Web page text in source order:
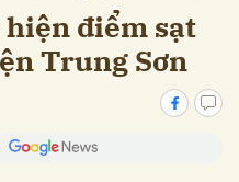
điểm sạt
Trung Sơn